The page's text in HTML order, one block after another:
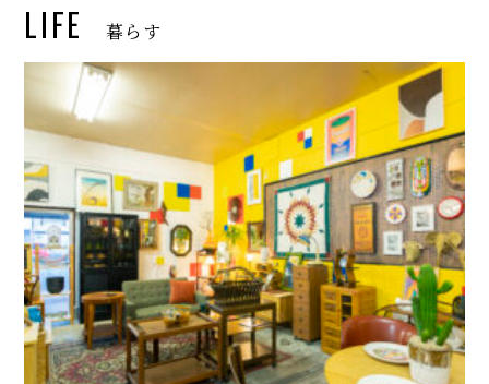
LIFE 暮らす